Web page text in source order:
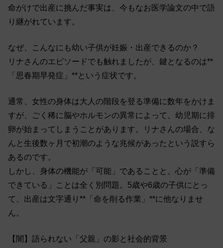
命がけで出産に挑んだ事実は、今もなお医学論文の中で語
り継がれています。
なぜ、こんなにも幼い子供が妊娠・出産できるのか？
リナさんのエピソードでも触れましたが、鍵となるのは**
「思春期早発症」**という症状です。
通常、女性の身体は大人の階段を登る準備に数年をかけま
すが、ごく稀に脳やホルモンの異常によって、幼児期に排
卵が始まってしまうことがあります。リナさんの場合、な
んと生後数ヶ月で初潮のような兆候があったという説すら
あるのです。
しかし、身体の機能が「可能」であることと、心が「準備
できている」ことは全く別問題。5歳や6歳の子供にとっ
て、出産は文字通り**「命を削る作業」**に他なりませ
ん。
【闇】語られない「父親」の影と社会的背景